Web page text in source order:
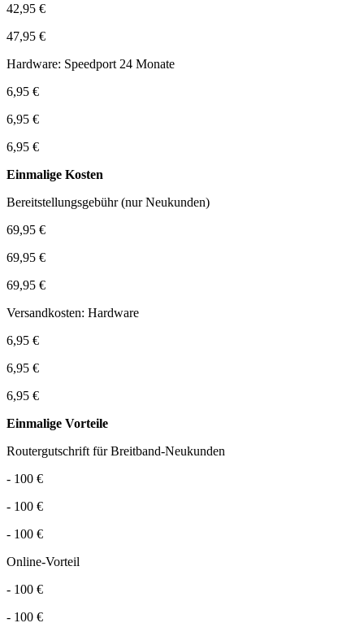
42,95 €
47,95 €
Hardware: Speedport 24 Monate
6,95 €
6,95 €
6,95 €
Einmalige Kosten
Bereitstellungsgebühr (nur Neukunden)
69,95 €
69,95 €
69,95 €
Versandkosten: Hardware
6,95 €
6,95 €
6,95 €
Einmalige Vorteile
Routergutschrift für Breitband-Neukunden
- 100 €
- 100 €
- 100 €
Online-Vorteil
- 100 €
- 100 €